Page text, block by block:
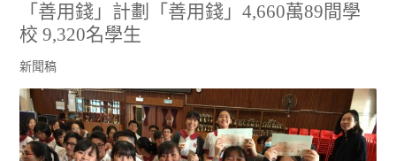
「善用錢」計劃「善用錢」4,660萬89間學
校 9,320名學生
新聞稿